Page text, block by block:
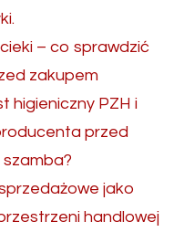
– co sprawdzić
zakupem
higieniczny PZH i
przed
jako
handlowej